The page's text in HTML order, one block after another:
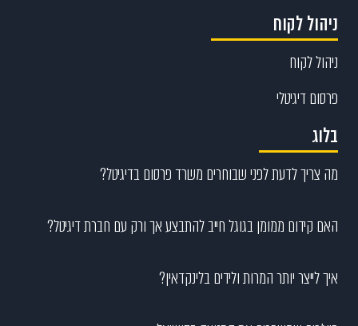
ניהול לקוח
ניהול לקוח
פרסום דיגיטלי
בלוג
מה צריך לדעת לפני שבוחרים משרד פרסום בדיגיטל?
האם קידום ממומן בגוגל חייב להתבצע אך ורק עם חברת דיגיטל?
איך לייצר יותר המרות ולידים בלינקדאין?